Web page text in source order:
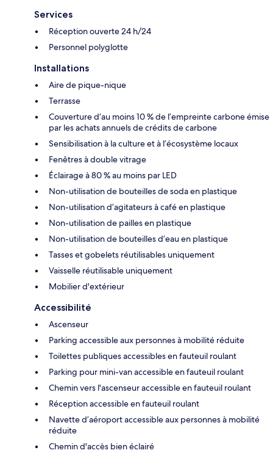
Services
Réception ouverte 24 h/24
Personnel polyglotte
Installations
Aire de pique-nique
Terrasse
Couverture d’au moins 10 % de l’empreinte carbone émise
par les achats annuels de crédits de carbone
Sensibilisation à la culture et à l’écosystème locaux
Fenêtres à double vitrage
Éclairage à 80 % au moins par LED
Non-utilisation de bouteilles de soda en plastique
Non-utilisation d’agitateurs à café en plastique
Non-utilisation de pailles en plastique
Non-utilisation de bouteilles d’eau en plastique
Tasses et gobelets réutilisables uniquement
Vaisselle réutilisable uniquement
Mobilier d'extérieur
Accessibilité
Ascenseur
Parking accessible aux personnes à mobilité réduite
Toilettes publiques accessibles en fauteuil roulant
Parking pour mini-van accessible en fauteuil roulant
Chemin vers l'ascenseur accessible en fauteuil roulant
Réception accessible en fauteuil roulant
Navette d’aéroport accessible aux personnes à mobilité
réduite
Chemin d'accès bien éclairé